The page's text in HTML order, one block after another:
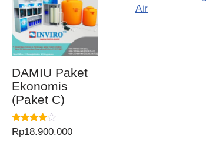
DAMIU Paket
Ekonomis
(Paket C)
Dinilai
4.00
Rp18.900.000